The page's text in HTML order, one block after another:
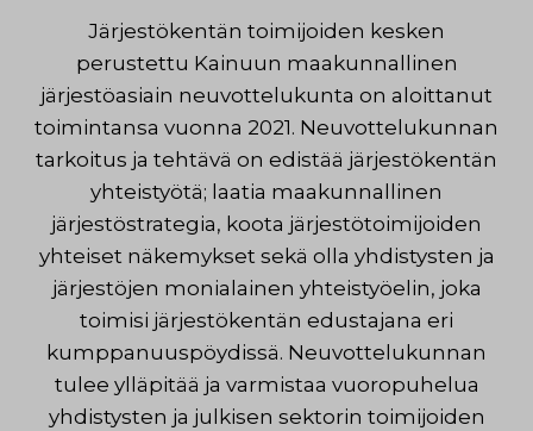
Järjestökentän toimijoiden kesken
perustettu Kainuun maakunnallinen
järjestöasiain neuvottelukunta on aloittanut
toimintansa vuonna 2021. Neuvottelukunnan
tarkoitus ja tehtävä on edistää järjestökentän
yhteistyötä; laatia maakunnallinen
järjestöstrategia, koota järjestötoimijoiden
yhteiset näkemykset sekä olla yhdistysten ja
järjestöjen monialainen yhteistyöelin, joka
toimisi järjestökentän edustajana eri
kumppanuuspöydissä. Neuvottelukunnan
tulee ylläpitää ja varmistaa vuoropuhelua
yhdistysten ja julkisen sektorin toimijoiden